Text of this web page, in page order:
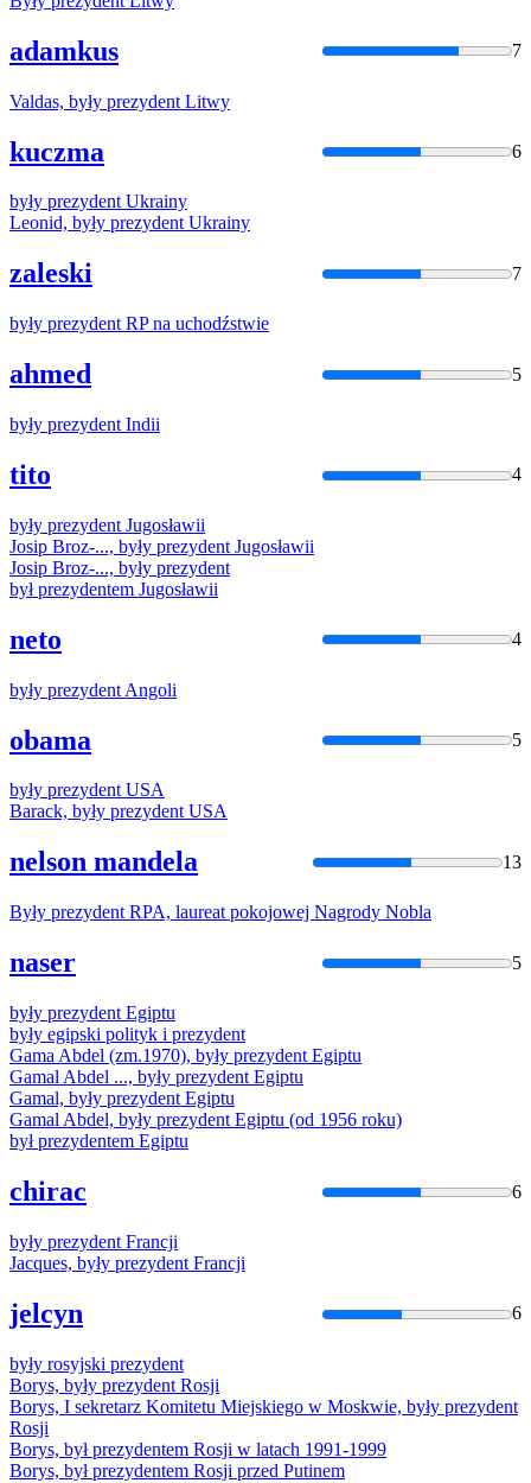
adamkus 7
Valdas, były prezydent Litwy
kuczma 6
były prezydentUkrainy
Leonid, były prezydentUkrainy
zaleski 7
były prezydent RP na uchodźstwie
ahmed 5
były prezydent Indii
tito 4
były prezydent Jugosławii
Josip Broz-..., były prezydent Jugosławii
Josip Broz-..., były prezydent
był prezydentem Jugosławii
neto 4
były prezydent Angoli
obama 5
były prezydentUSA
Barack, były prezydentUSA
nelson mandela 13
Były prezydent RPA, laureat pokojowej Nagrody Nobla
naser 5
były prezydent Egiptu
były egipski polityk i prezydent
Gama Abdel (zm.1970), były prezydent Egiptu
Gamal Abdel ..., były prezydent Egiptu
Gamal, były prezydent Egiptu
Gamal Abdel, były prezydent Egiptu (od 1956 roku)
był prezydentem Egiptu
chirac 6
były prezydent Francji
Jacques, były prezydent Francji
jelcyn 6
były rosyjski prezydent
Borys, były prezydent Rosji
Borys, I sekretarz Komitetu Miejskiego w Moskwie, były prezydent
Rosji
Borys, był prezydentem Rosji w latach 1991-1999
Borys, był prezydentem Rosji przed Putinem